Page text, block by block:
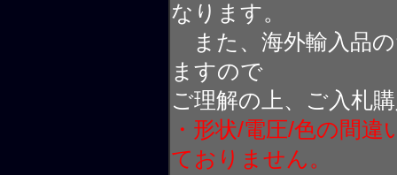
なります。
また、海外輸入品
ますので
ご理解の上、ご入札
・形状/電圧/色の間
ておりません。